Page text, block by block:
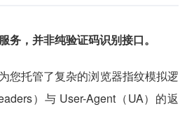
务，并非纯验证码识别接口。
您托管了复杂的浏览器指纹模拟逻
）与 User-Agent（UA）的返